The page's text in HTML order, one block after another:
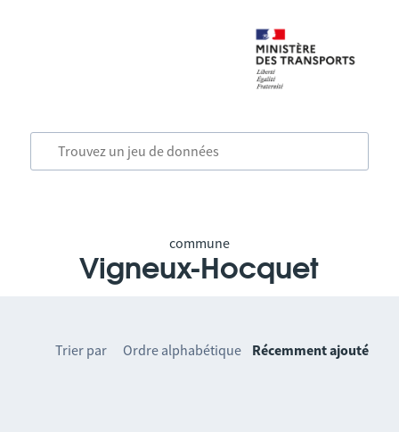
commune
Vigneux-Hocquet
Trier par Ordre alphabétique Récemment ajouté